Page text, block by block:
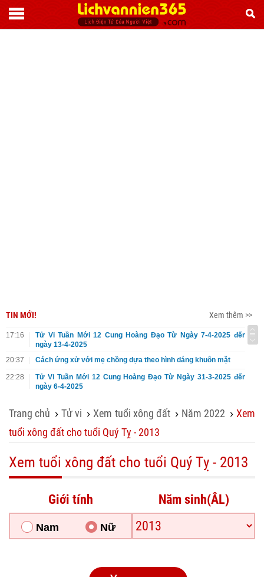
TIN MỚI! Xem thêm >>
17:16
Tử Vi Tuần Mới 12 Cung Hoàng Đạo Từ Ngày 7-4-2025 đến
ngày 13-4-2025
20:37
Cách ứng xử với mẹ chồng dựa theo hình dáng khuôn mặt
22:28
Tử Vi Tuần Mới 12 Cung Hoàng Đạo Từ Ngày 31-3-2025 đến
ngày 6-4-2025
Trang chủ ›Tử vi ›Xem tuổi xông đất › Năm 2022 ›Xem
tuổi xông đất cho tuổi Quý Tỵ - 2013
Xem tuổi xông đất cho tuổi Quý Tỵ - 2013
Giới tính
Nam Nữ
Năm sinh(ÂL)